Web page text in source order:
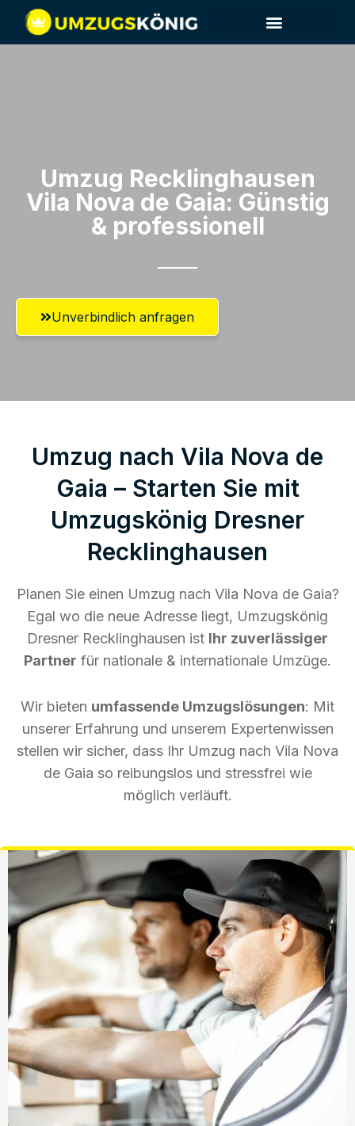
Umzug Recklinghausen​
Vila Nova de Gaia: Günstig
& professionell​
Unverbindlich anfragen
Umzug nach Vila Nova de
Gaia – Starten Sie mit
Umzugskönig Dresner
Recklinghausen
Planen Sie einen Umzug nach Vila Nova de Gaia?
Egal wo die neue Adresse liegt, Umzugskönig
Dresner Recklinghausen ist Ihr zuverlässiger
Partner für nationale & internationale Umzüge.
Wir bieten umfassende Umzugslösungen: Mit
unserer Erfahrung und unserem Expertenwissen
stellen wir sicher, dass Ihr Umzug nach Vila Nova
de Gaia so reibungslos und stressfrei wie
möglich verläuft.